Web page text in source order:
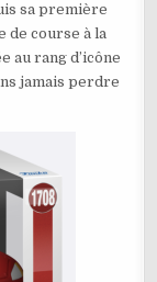
MCQUEEN
N°1708
sa première
de course à la
au rang d’icône
jamais perdre